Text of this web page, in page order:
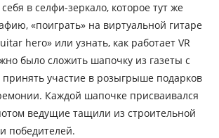
в селфи-зеркало, которое тут же
«поиграть» на виртуальной гитаре
hero» или узнать, как работает VR
было сложить шапочку из газеты с
участие в розыгрыше подарков
Каждой шапочке присваивался
ведущие тащили из строительной
победителей.